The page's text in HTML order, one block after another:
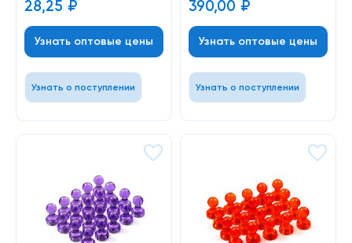
28,25 ₽
Узнать оптовые цены
Узнать о поступлении
390,00 ₽
Узнать оптовые цены
Узнать о поступлении